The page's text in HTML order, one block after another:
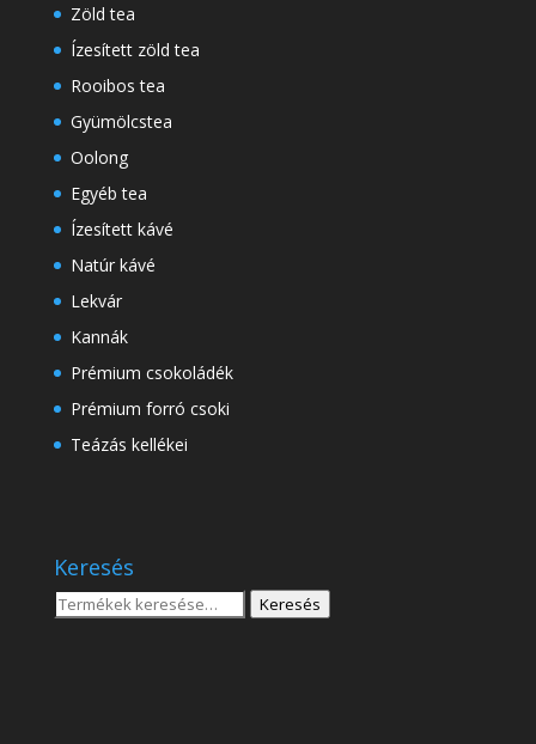
Zöld tea
Ízesített zöld tea
Rooibos tea
Gyümölcstea
Oolong
Egyéb tea
Ízesített kávé
Natúr kávé
Lekvár
Kannák
Prémium csokoládék
Prémium forró csoki
Teázás kellékei
Keresés
Keresés
Keresés